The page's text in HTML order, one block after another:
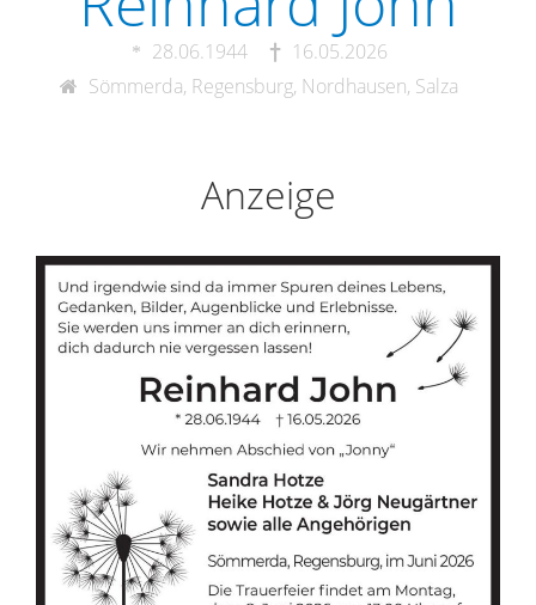
28.06.1944
16.05.2026
Sömmerda, Regensburg, Nordhausen, Salza
Anzeige